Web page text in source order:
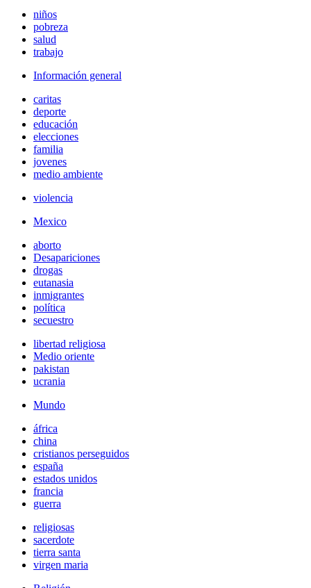
niños
pobreza
salud
trabajo
Información general
caritas
deporte
educación
elecciones
familia
jovenes
medio ambiente
violencia
Mexico
aborto
Desapariciones
drogas
eutanasia
inmigrantes
política
secuestro
libertad religiosa
Medio oriente
pakistan
ucrania
Mundo
áfrica
china
cristianos perseguidos
españa
estados unidos
francia
guerra
religiosas
sacerdote
tierra santa
virgen maria